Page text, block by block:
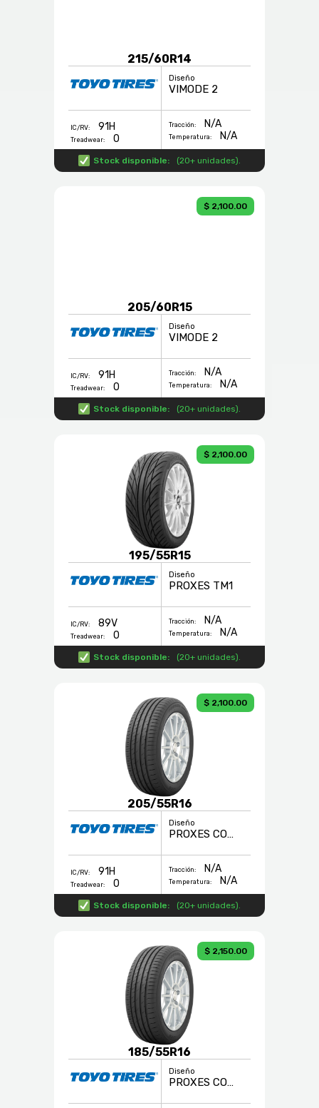
215/60R14
Diseño
VIMODE 2
IC/RV: 91H
Treadwear: 0
Tracción: N/A
Temperatura: N/A
Stock disponible: (20+ unidades).
$ 2,100.00
205/60R15
Diseño
VIMODE 2
IC/RV: 91H
Treadwear: 0
Tracción: N/A
Temperatura: N/A
Stock disponible: (20+ unidades).
$ 2,100.00
195/55R15
Diseño
PROXES TM1
IC/RV: 89V
Treadwear: 0
Tracción: N/A
Temperatura: N/A
Stock disponible: (20+ unidades).
$ 2,100.00
205/55R16
Diseño
PROXES COMFORT
IC/RV: 91H
Treadwear: 0
Tracción: N/A
Temperatura: N/A
Stock disponible: (20+ unidades).
$ 2,150.00
185/55R16
Diseño
PROXES COMFORT